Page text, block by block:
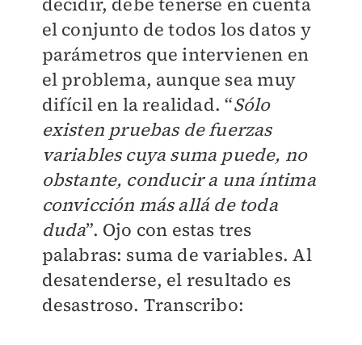
el conjunto de todos los datos y
parámetros que intervienen en
el problema, aunque sea muy
difícil en la realidad. “Sólo
existen pruebas de fuerzas
variables cuya suma puede, no
obstante, conducir a una íntima
convicción más allá de toda
duda”. Ojo con estas tres
palabras: suma de variables. Al
desatenderse, el resultado es
desastroso. Transcribo: